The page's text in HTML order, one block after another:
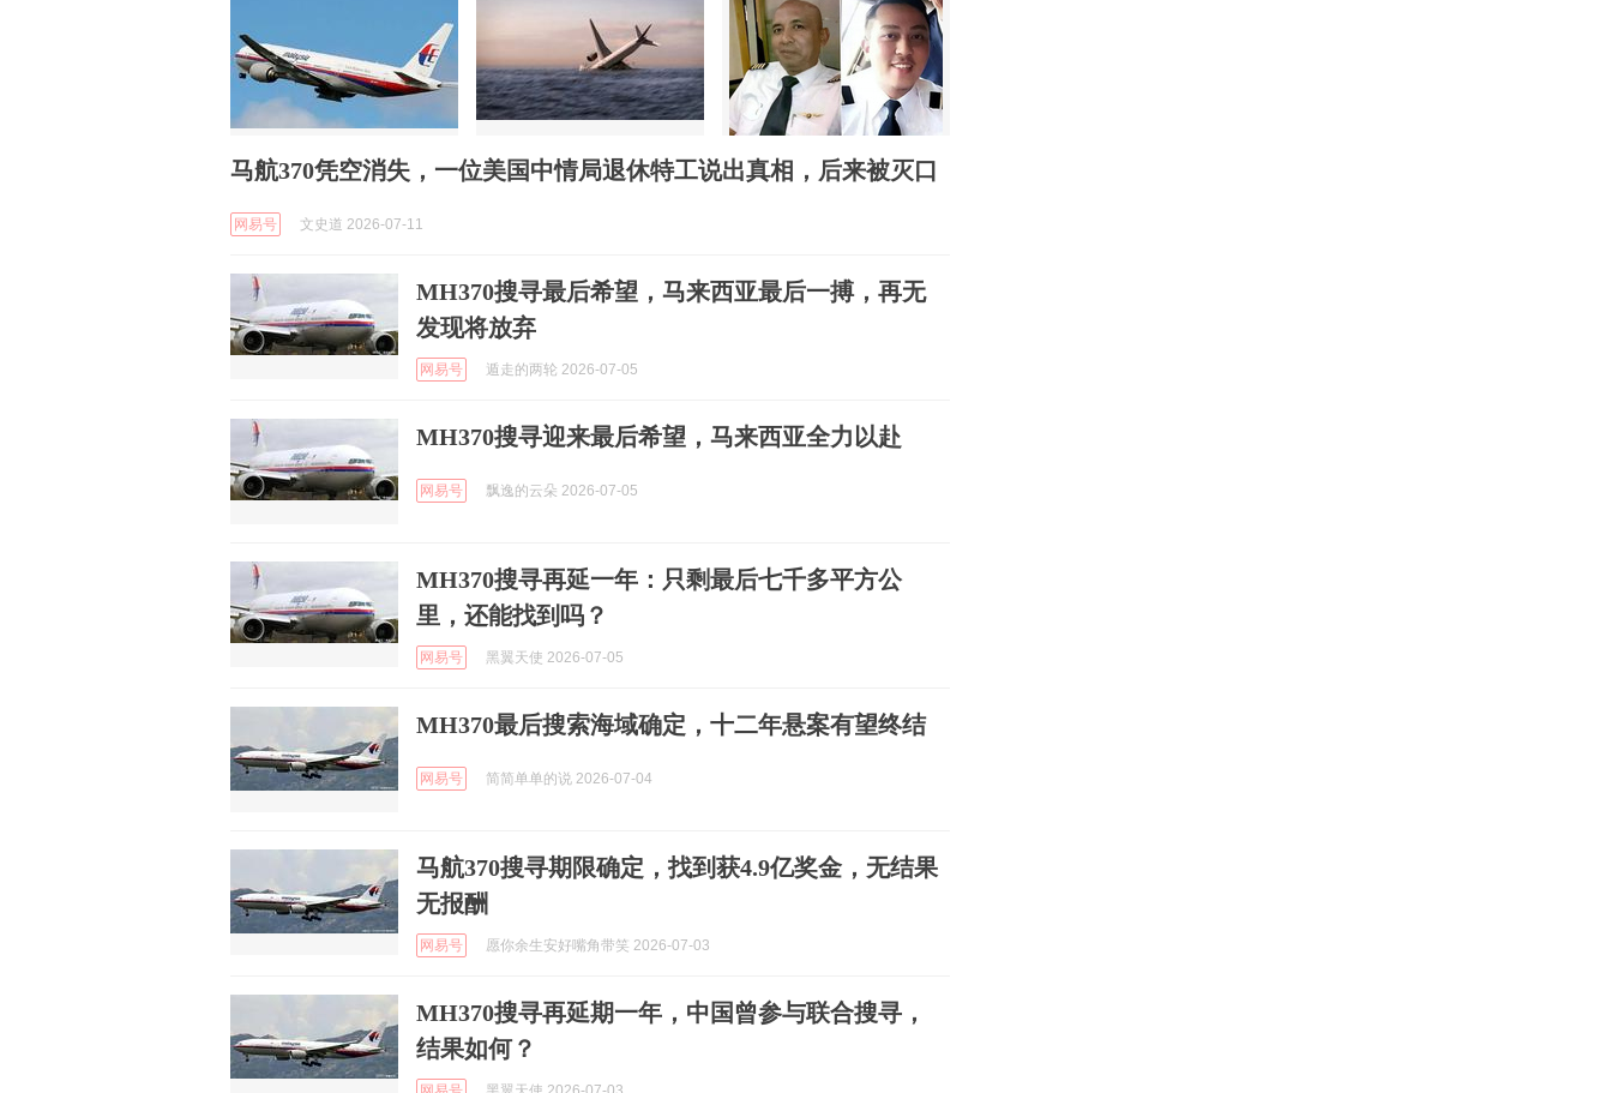
马航370凭空消失，一位美国中情局退休特工说出真相，后来被灭口
网易号 文史道 2026-07-11
MH370搜寻最后希望，马来西亚最后一搏，再无
发现将放弃
网易号 遁走的两轮 2026-07-05
MH370搜寻迎来最后希望，马来西亚全力以赴
网易号 飘逸的云朵 2026-07-05
MH370搜寻再延一年：只剩最后七千多平方公
里，还能找到吗？
网易号 黑翼天使 2026-07-05
MH370最后搜索海域确定，十二年悬案有望终结
网易号 简简单单的说 2026-07-04
马航370搜寻期限确定，找到获4.9亿奖金，无结果
无报酬
网易号 愿你余生安好嘴角带笑 2026-07-03
MH370搜寻再延期一年，中国曾参与联合搜寻，
结果如何？